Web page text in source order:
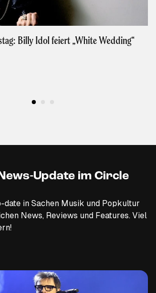
Billy Idol feiert „White Wedding“
Update im Circle
date in Sachen Musik und Popkultur
News, Reviews und Features. Viel